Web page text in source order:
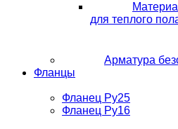
для теплого
Арматура
Фланцы
Фланец Ру25
Фланец Ру16